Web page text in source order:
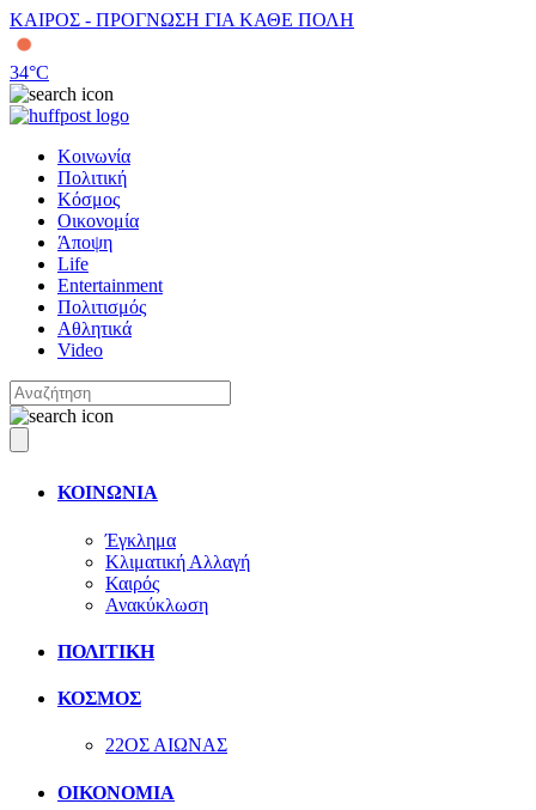
ΚΑΙΡΟΣ - ΠΡΟΓΝΩΣΗ ΓΙΑ ΚΑΘΕ ΠΟΛΗ
34°C
Κοινωνία
Πολιτική
Κόσμος
Οικονομία
Άποψη
Life
Entertainment
Πολιτισμός
Αθλητικά
Video
ΚΟΙΝΩΝΙΑ
Έγκλημα
Κλιματική Αλλαγή
Καιρός
Ανακύκλωση
ΠΟΛΙΤΙΚΗ
ΚΟΣΜΟΣ
22ΟΣ ΑΙΩΝΑΣ
ΟΙΚΟΝΟΜΙΑ